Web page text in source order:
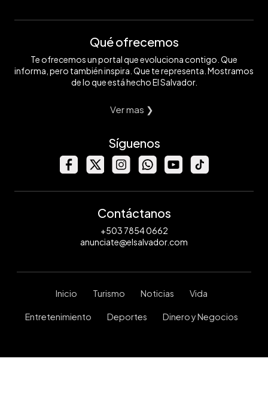
Qué ofrecemos
Te ofrecemos un portal que evoluciona contigo. Que
informa, pero también inspira. Que te representa. Mostramos
de lo que está hecho El Salvador.
Ver mas ❯
Síguenos
Contáctanos
+503 7854 0662
anunciate@elsalvador.com
Inicio Turismo Noticias Vida
Entretenimiento Deportes Dinero y Negocios